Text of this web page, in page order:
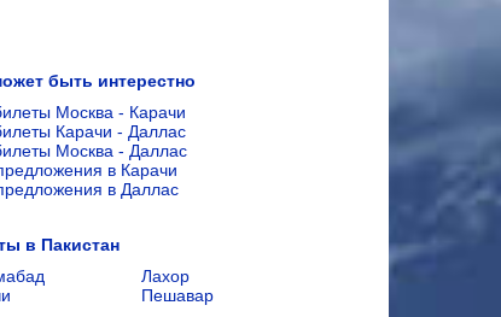
быть интерестно
Москва - Карачи
Карачи - Даллас
Москва - Даллас
в Карачи
в Даллас
в Пакистан
Лахор
Пешавар